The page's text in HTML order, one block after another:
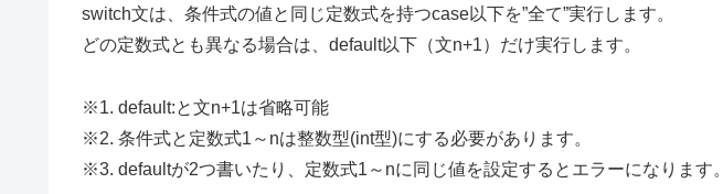
switch文は、条件式の値と同じ定数式を持つcase以下を”全て”実行します。
どの定数式とも異なる場合は、default以下（文n+1）だけ実行します。
※1. default:と文n+1は省略可能
※2. 条件式と定数式1～nは整数型(int型)にする必要があります。
※3. defaultが2つ書いたり、定数式1～nに同じ値を設定するとエラーになります。